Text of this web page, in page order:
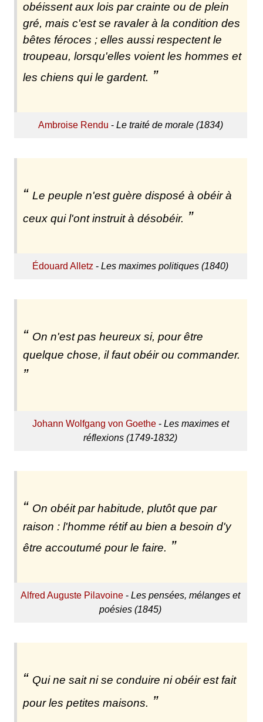
obéissent aux lois par crainte ou de plein
gré, mais c'est se ravaler à la condition des
bêtes féroces ; elles aussi respectent le
troupeau, lorsqu'elles voient les hommes et
les chiens qui le gardent.
Ambroise Rendu - Le traité de morale (1834)
Le peuple n'est guère disposé à obéir à
ceux qui l'ont instruit à désobéir.
Édouard Alletz -Les maximes politiques (1840)
On n'est pas heureux si, pour être
quelque chose, il faut obéir ou commander.
Johann Wolfgang von Goethe- Les maximes et
réflexions (1749-1832)
On obéit par habitude, plutôt que par
raison : l'homme rétif au bien a besoin d'y
être accoutumé pour le faire.
Alfred Auguste Pilavoine -Les pensées, mélanges et
poésies (1845)
Qui ne sait ni se conduire ni obéir est fait
pour les petites maisons.